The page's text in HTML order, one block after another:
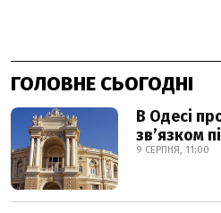
ГОЛОВНЕ СЬОГОДНІ
В Одесі
звʼязком
9 СЕРПНЯ, 11:00